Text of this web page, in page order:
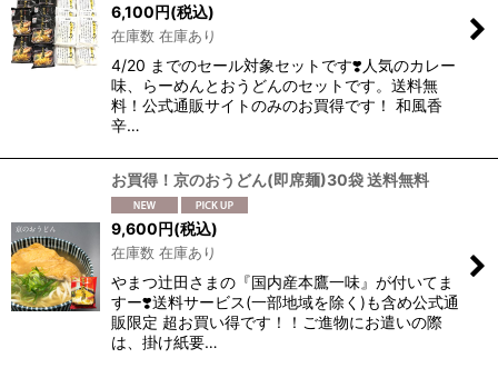
6,100円(税込)
在庫数 在庫あり
4/20 までのセール対象セットです❣️人気のカレー
味、らーめんとおうどんのセットです。送料無
料！公式通販サイトのみのお買得です！ 和風香
辛…
お買得！京のおうどん(即席麺)30袋 送料無料
9,600円(税込)
在庫数 在庫あり
やまつ辻田さまの『国内産本鷹一味』が付いてま
すー❣️送料サービス(一部地域を除く)も含め公式通
販限定 超お買い得です！！ご進物にお遣いの際
は、掛け紙要…